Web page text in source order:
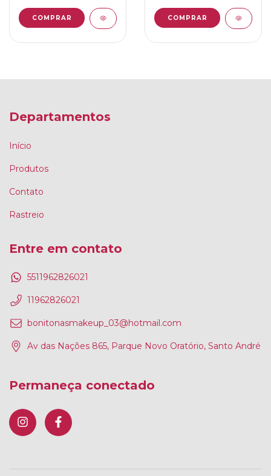
Departamentos
Início
Produtos
Contato
Rastreio
Entre em contato
5511962826021
11962826021
bonitonasmakeup_03@hotmail.com
Av das Nações 865, Parque Novo Oratório, Santo André
Permaneça conectado